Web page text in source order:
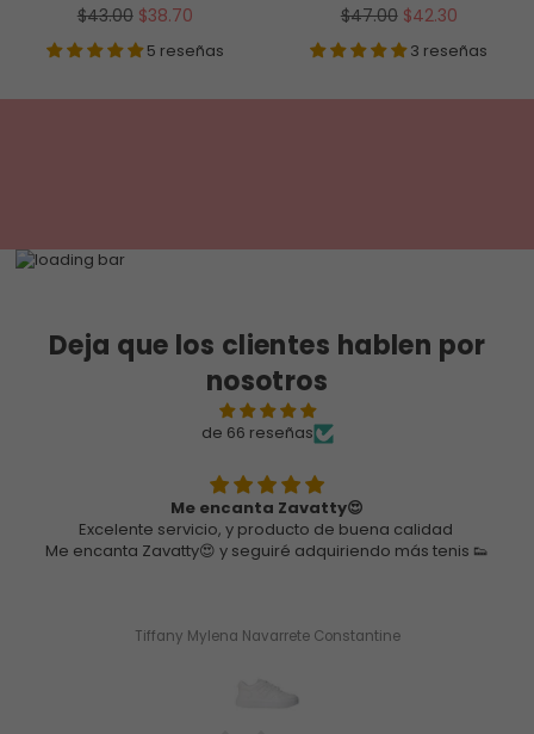
Precio
$43.00 $38.70
5 reseñas
Precio
$47.00 $42.30
3 reseñas
Deja que los clientes hablen por
nosotros
de 66 reseñas
Estoy muy agradecida
Estoy muy agradecida, por la responsabilidad en la entrega
de mi pedido, en relacion a mi zapatos esta Full hermosos,
Ximena Ortega